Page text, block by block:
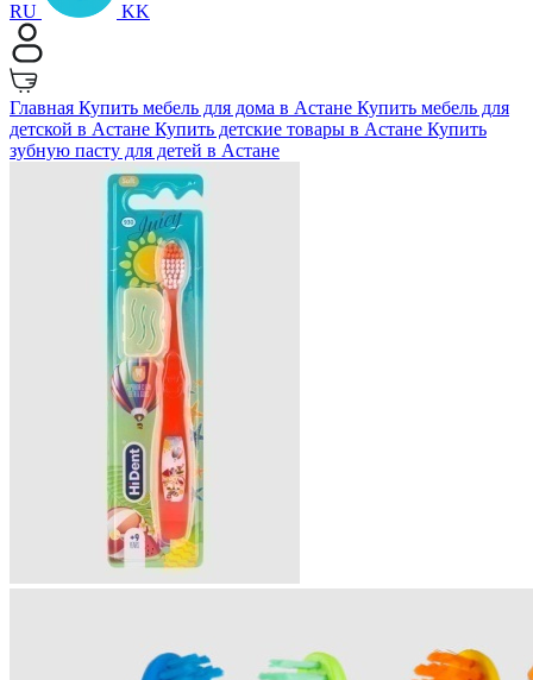
RU KK
Главная Купить мебель для дома в Астане Купить мебель для
детской в Астане Купить детские товары в Астане Купить
зубную пасту для детей в Астане